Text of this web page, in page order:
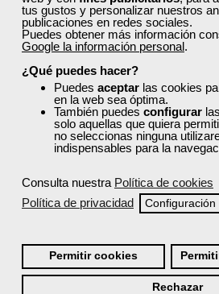
tus gustos y personalizar nuestros
publicaciones en redes sociales.
Puedes obtener más información
Google la información personal.
¿Qué puedes hacer?
Puedes aceptar las cookies
en la web sea óptima.
También puedes configurar
solo aquellas que quiera
no seleccionas ninguna
indispensables para la
Consulta nuestra Política de cookies
Política de privacidad
Configuración
Permitir cookies
Rechazar
Cursos Femxa
Protocolo de
conductores
accidente
Curso Gratuito
20 horas
Ver curso
314